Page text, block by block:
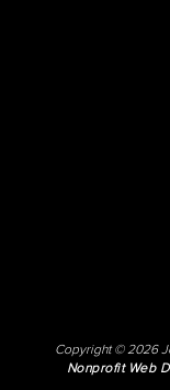
Copyright © 2026
Nonprofit Web